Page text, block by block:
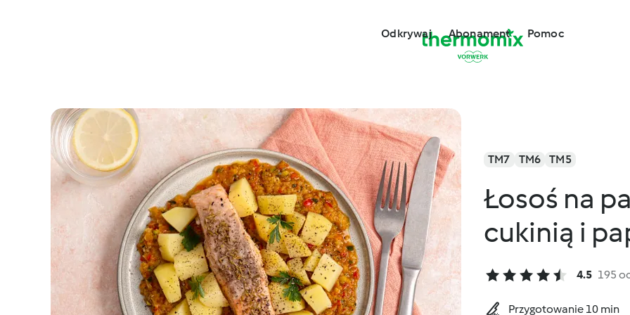
Odkrywaj Abonament Pomoc
TM7 TM6 TM5
Łosoś na
cukinią i
4.5 195
Przygotowanie 10 min